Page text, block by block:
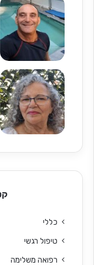
כללי
טיפול רגשי
רפואה משלימה